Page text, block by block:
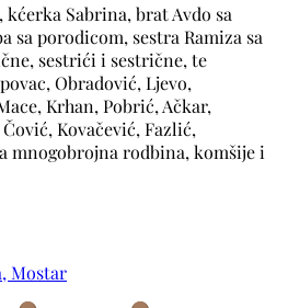
Sabrina, brat Avdo sa
sa porodicom, sestra Ramiza sa
sestrići i sestrične, te
Obradović, Ljevo,
Krhan, Pobrić, Ačkar,
Kovačević, Fazlić,
mnogobrojna rodbina, komšije i
Mostar